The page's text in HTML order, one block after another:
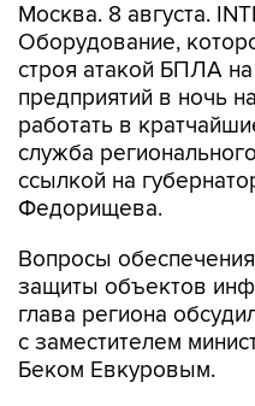
Москва. 8 августа.
Оборудование,
строя атакой БПЛА
предприятий в ночь
работать в
служба
ссылкой на
Федорищева.
Вопросы
защиты объектов
глава региона
с заместителем
Беком Евкуровым.